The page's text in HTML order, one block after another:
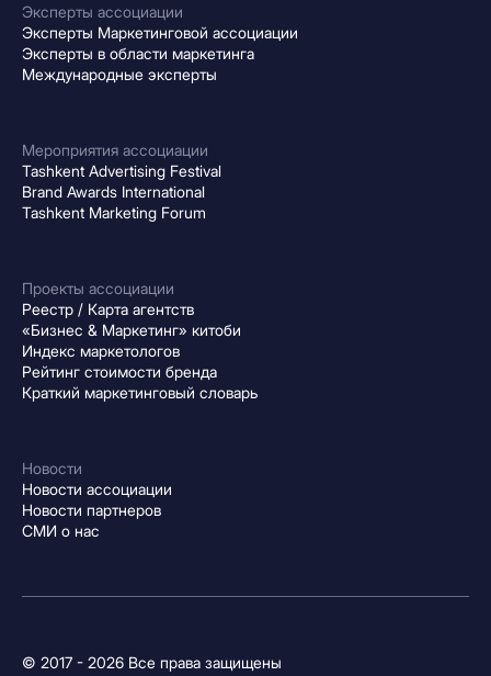
Эксперты ассоциации
Эксперты Маркетинговой ассоциации
Эксперты в области маркетинга
Международные эксперты
Мероприятия ассоциации
Tashkent Advertising Festival
Brand Awards International
Tashkent Marketing Forum
Проекты ассоциации
Реестр / Карта агентств
«Бизнес & Маркетинг» китоби
Индекс маркетологов
Рейтинг стоимости бренда
Краткий маркетинговый словарь
Новости
Новости ассоциации
Новости партнеров
СМИ о нас
© 2017 - 2026 Все права защищены